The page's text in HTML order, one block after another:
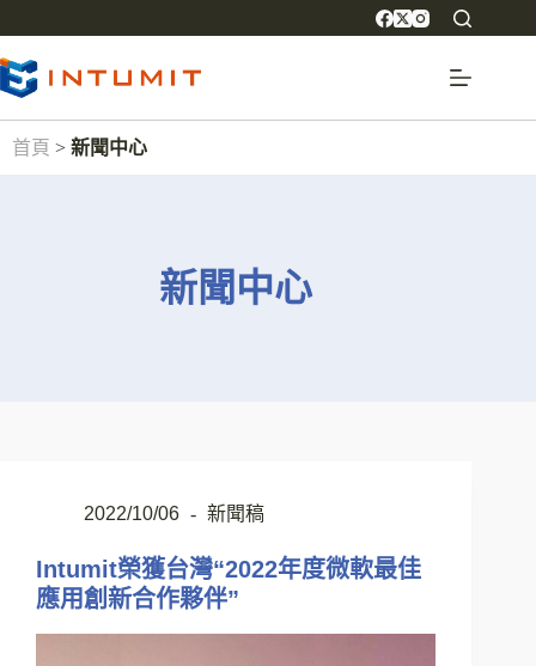
首頁 > 新聞中心
新聞中心
2022/10/06 新聞稿
Intumit榮獲台灣“2022年度微軟最佳
應用創新合作夥伴”